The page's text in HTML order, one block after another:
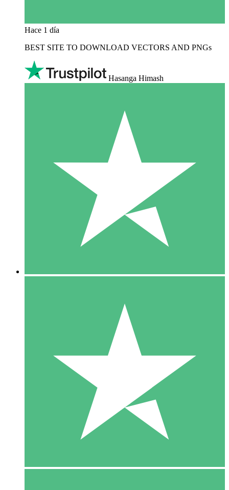
Hace 1 día
BEST SITE TO DOWNLOAD VECTORS AND PNGs
Hasanga Himash